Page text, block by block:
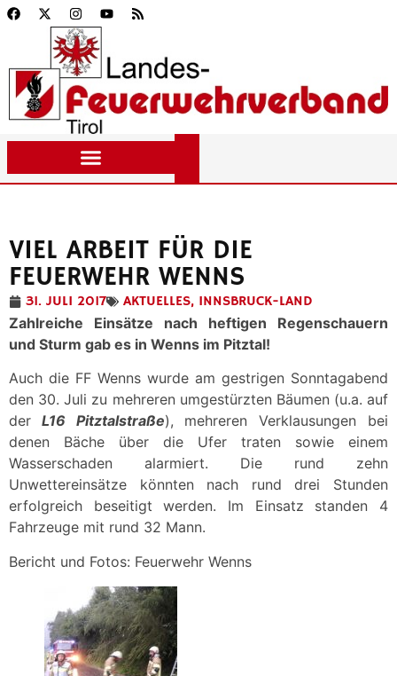
VIEL ARBEIT FÜR DIE
FEUERWEHR WENNS
31. JULI 2017 AKTUELLES, INNSBRUCK-LAND
Zahlreiche Einsätze nach heftigen Regenschauern
und Sturm gab es in Wenns im Pitztal!
Auch die FF Wenns wurde am gestrigen Sonntagabend
den 30. Juli zu mehreren umgestürzten Bäumen (u.a. auf
der L16 Pitztalstraße), mehreren Verklausungen bei
denen Bäche über die Ufer traten sowie einem
Wasserschaden alarmiert. Die rund zehn
Unwettereinsätze könnten nach rund drei Stunden
erfolgreich beseitigt werden. Im Einsatz standen 4
Fahrzeuge mit rund 32 Mann.
Bericht und Fotos: Feuerwehr Wenns